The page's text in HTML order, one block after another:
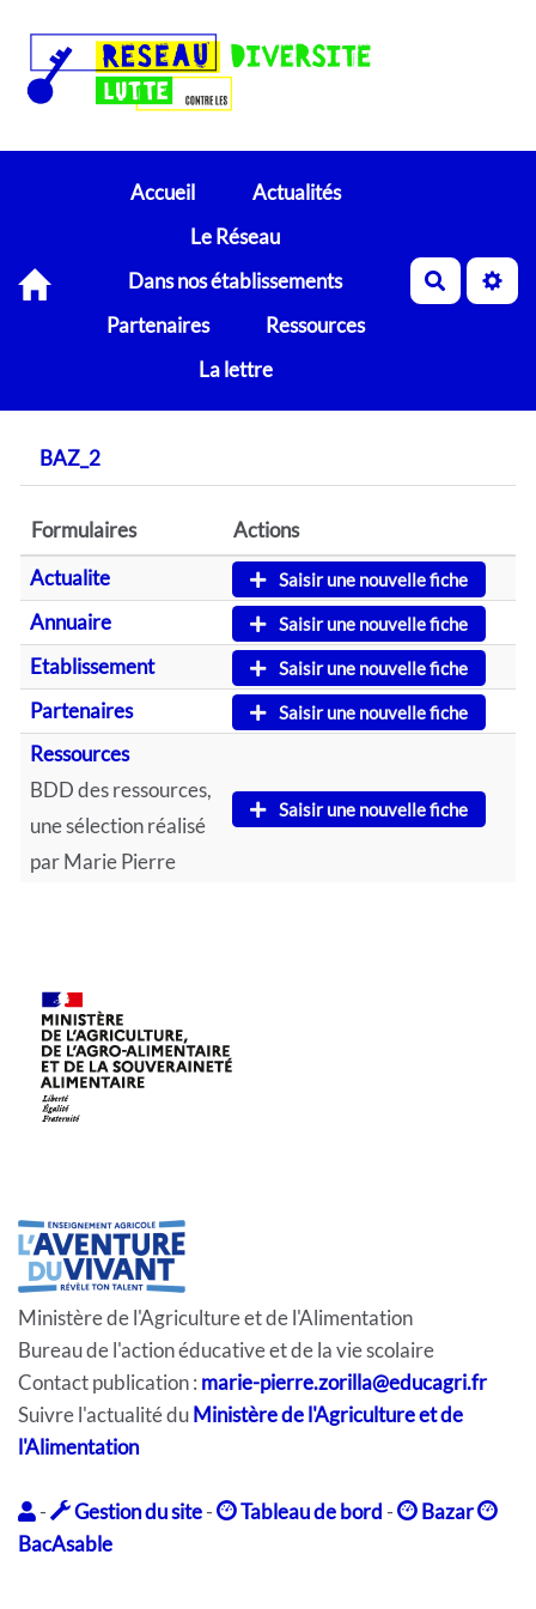
Accueil
Actualités
Le Réseau
Dans nos établissements
Partenaires
Ressources
La lettre
BAZ_2
Formulaires
Actions
Actualite
Saisir une nouvelle fiche
Annuaire Saisir une nouvelle fiche
Etablissement Saisir une nouvelle fiche
Partenaires Saisir une nouvelle fiche
Ressources
BDD des ressources,
une sélection réalisé
par Marie Pierre
Saisir une nouvelle fiche
Ministère de l'Agriculture et de l'Alimentation
Bureau de l'action éducative et de la vie scolaire
Contact publication : marie-pierre.zorilla@educagri.fr
Suivre l'actualité duMinistère de l'Agriculture et de
l'Alimentation
- Gestion du site- Tableau de bord-
Bazar
BacAsable